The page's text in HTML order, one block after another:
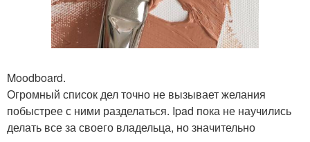
Moodboard.
Огромный список дел точно не вызывает желания
побыстрее с ними разделаться. Ipad пока не научились
делать все за своего владельца, но значительно